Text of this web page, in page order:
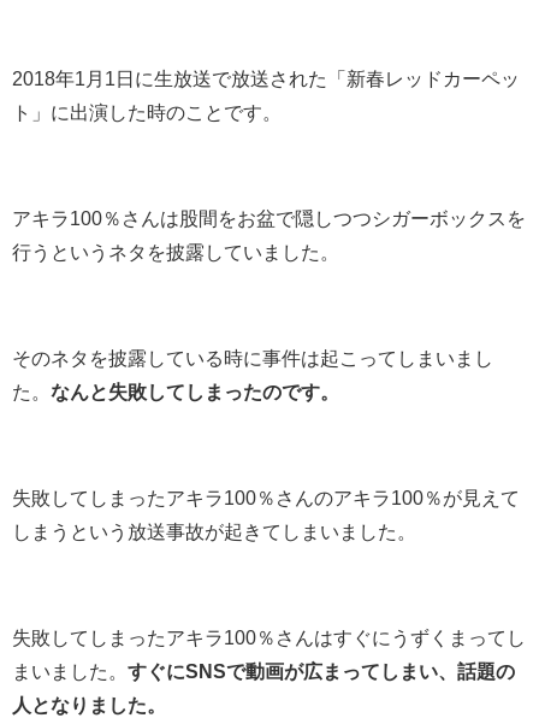
2018年1月1日に生放送で放送された「新春レッドカーペッ
ト」に出演した時のことです。
アキラ100％さんは股間をお盆で隠しつつシガーボックスを
行うというネタを披露していました。
そのネタを披露している時に事件は起こってしまいまし
た。 なんと失敗してしまったのです。
失敗してしまったアキラ100％さんのアキラ100％が見えて
しまうという放送事故が起きてしまいました。
失敗してしまったアキラ100％さんはすぐにうずくまってし
まいました。 すぐにSNSで動画が広まってしまい、話題の
人となりました。